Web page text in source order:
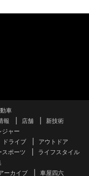
車
報 店舗
新技術
ジャー
ドライブ
アウトドア
スポーツ
ライフスタイル
ーカイブ 車屋四六